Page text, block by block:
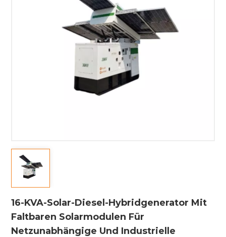
16-KVA-Solar-Diesel-Hybridgenerator Mit
Faltbaren Solarmodulen Für
Netzunabhängige Und Industrielle